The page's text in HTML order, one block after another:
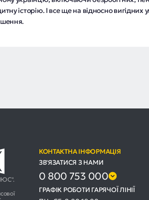
історію. І все ще на відносно
КОНТАКТНА ІНФОРМАЦІЯ
ЗВ'ЯЗАТИСЯ З НАМИ
0 800 753 000
ГРАФІК РОБОТИ ГАРЯЧОЇ ЛІНІЇ